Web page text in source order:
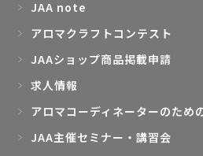
アロマクラフトコンテスト
JAAショップ商品掲載申請
求人情報
アロマコーディネーターのため
JAA主催セミナー・講習会
会員情報再登録のお願い